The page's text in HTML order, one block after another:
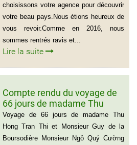
choisissons votre agence pour découvrir
votre beau pays.Nous étions heureux de
vous revoir.Comme en 2016, nous
sommes rentrés ravis et...
Lire la suite
Compte rendu du voyage de
66 jours de madame Thu
Hong Tran Thi et Monsieur
Guy de la Boursodière
Voyage de 66 jours de madame Thu
Hong Tran Thi et Monsieur Guy de la
Boursodière Monsieur Ngô Quý Cường